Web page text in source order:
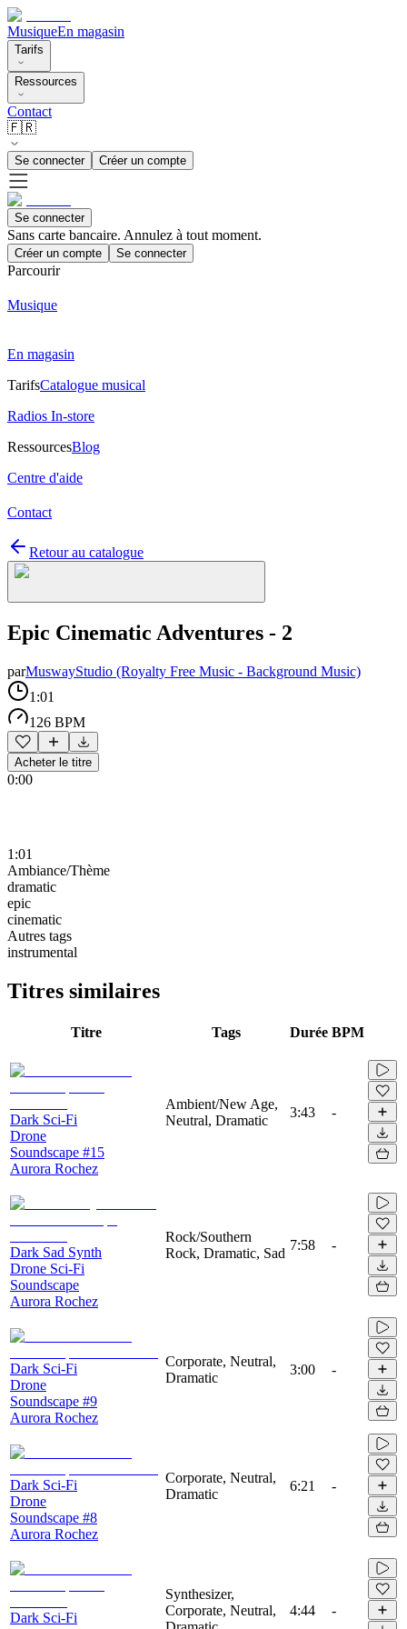
MusiqueEn magasin
Tarifs
Ressources
Contact
🇫🇷
Se connecter Créer un compte
Se connecter
Sans carte bancaire. Annulez à tout moment.
Créer un compte Se connecter
Parcourir
Musique
En magasin
TarifsCatalogue musical
Radios In-store
RessourcesBlog
Centre d'aide
Contact
Retour au catalogue
Epic Cinematic Adventures - 2
parMuswayStudio (Royalty Free Music - Background Music)
1:01
126 BPM
Acheter le titre
0:00
1:01
Ambiance/Thème
dramatic
epic
cinematic
Autres tags
instrumental
Titres similaires
Titre Tags Durée BPM
Dark Sci-Fi
Drone
Soundscape #15
Aurora Rochez
Ambient/New Age,
Neutral, Dramatic
3:43 -
Dark Sad Synth
Drone Sci-Fi
Soundscape
Aurora Rochez
Rock/Southern
Rock, Dramatic, Sad
7:58 -
Dark Sci-Fi
Drone
Soundscape #9
Aurora Rochez
Corporate, Neutral,
Dramatic
3:00 -
Dark Sci-Fi
Drone
Soundscape #8
Aurora Rochez
Corporate, Neutral,
Dramatic
6:21 -
Dark Sci-Fi
Synthesizer,
Corporate, Neutral,
4:44 -